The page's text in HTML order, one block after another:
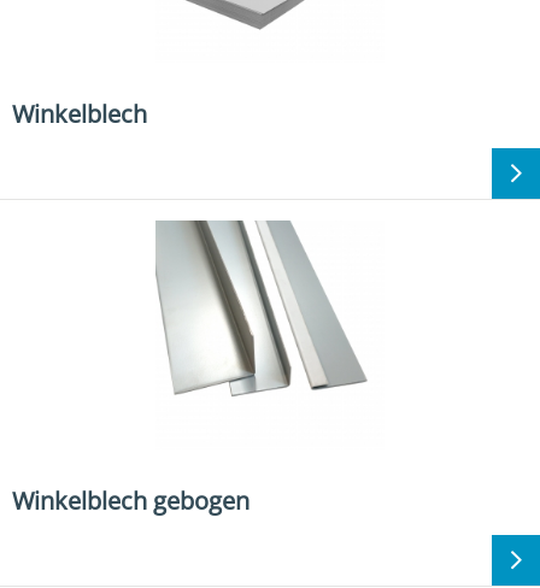
Winkelblech
Winkelblech gebogen